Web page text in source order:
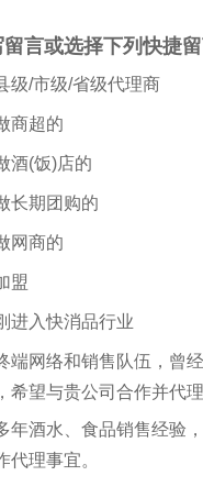
言或选择下列快捷留
级/市级/省级代理商
商超的
酒(饭)店的
长期团购的
网商的
盟
进入快消品行业
端网络和销售队伍，曾
希望与贵公司合作并代
年酒水、食品销售经验
代理事宜。